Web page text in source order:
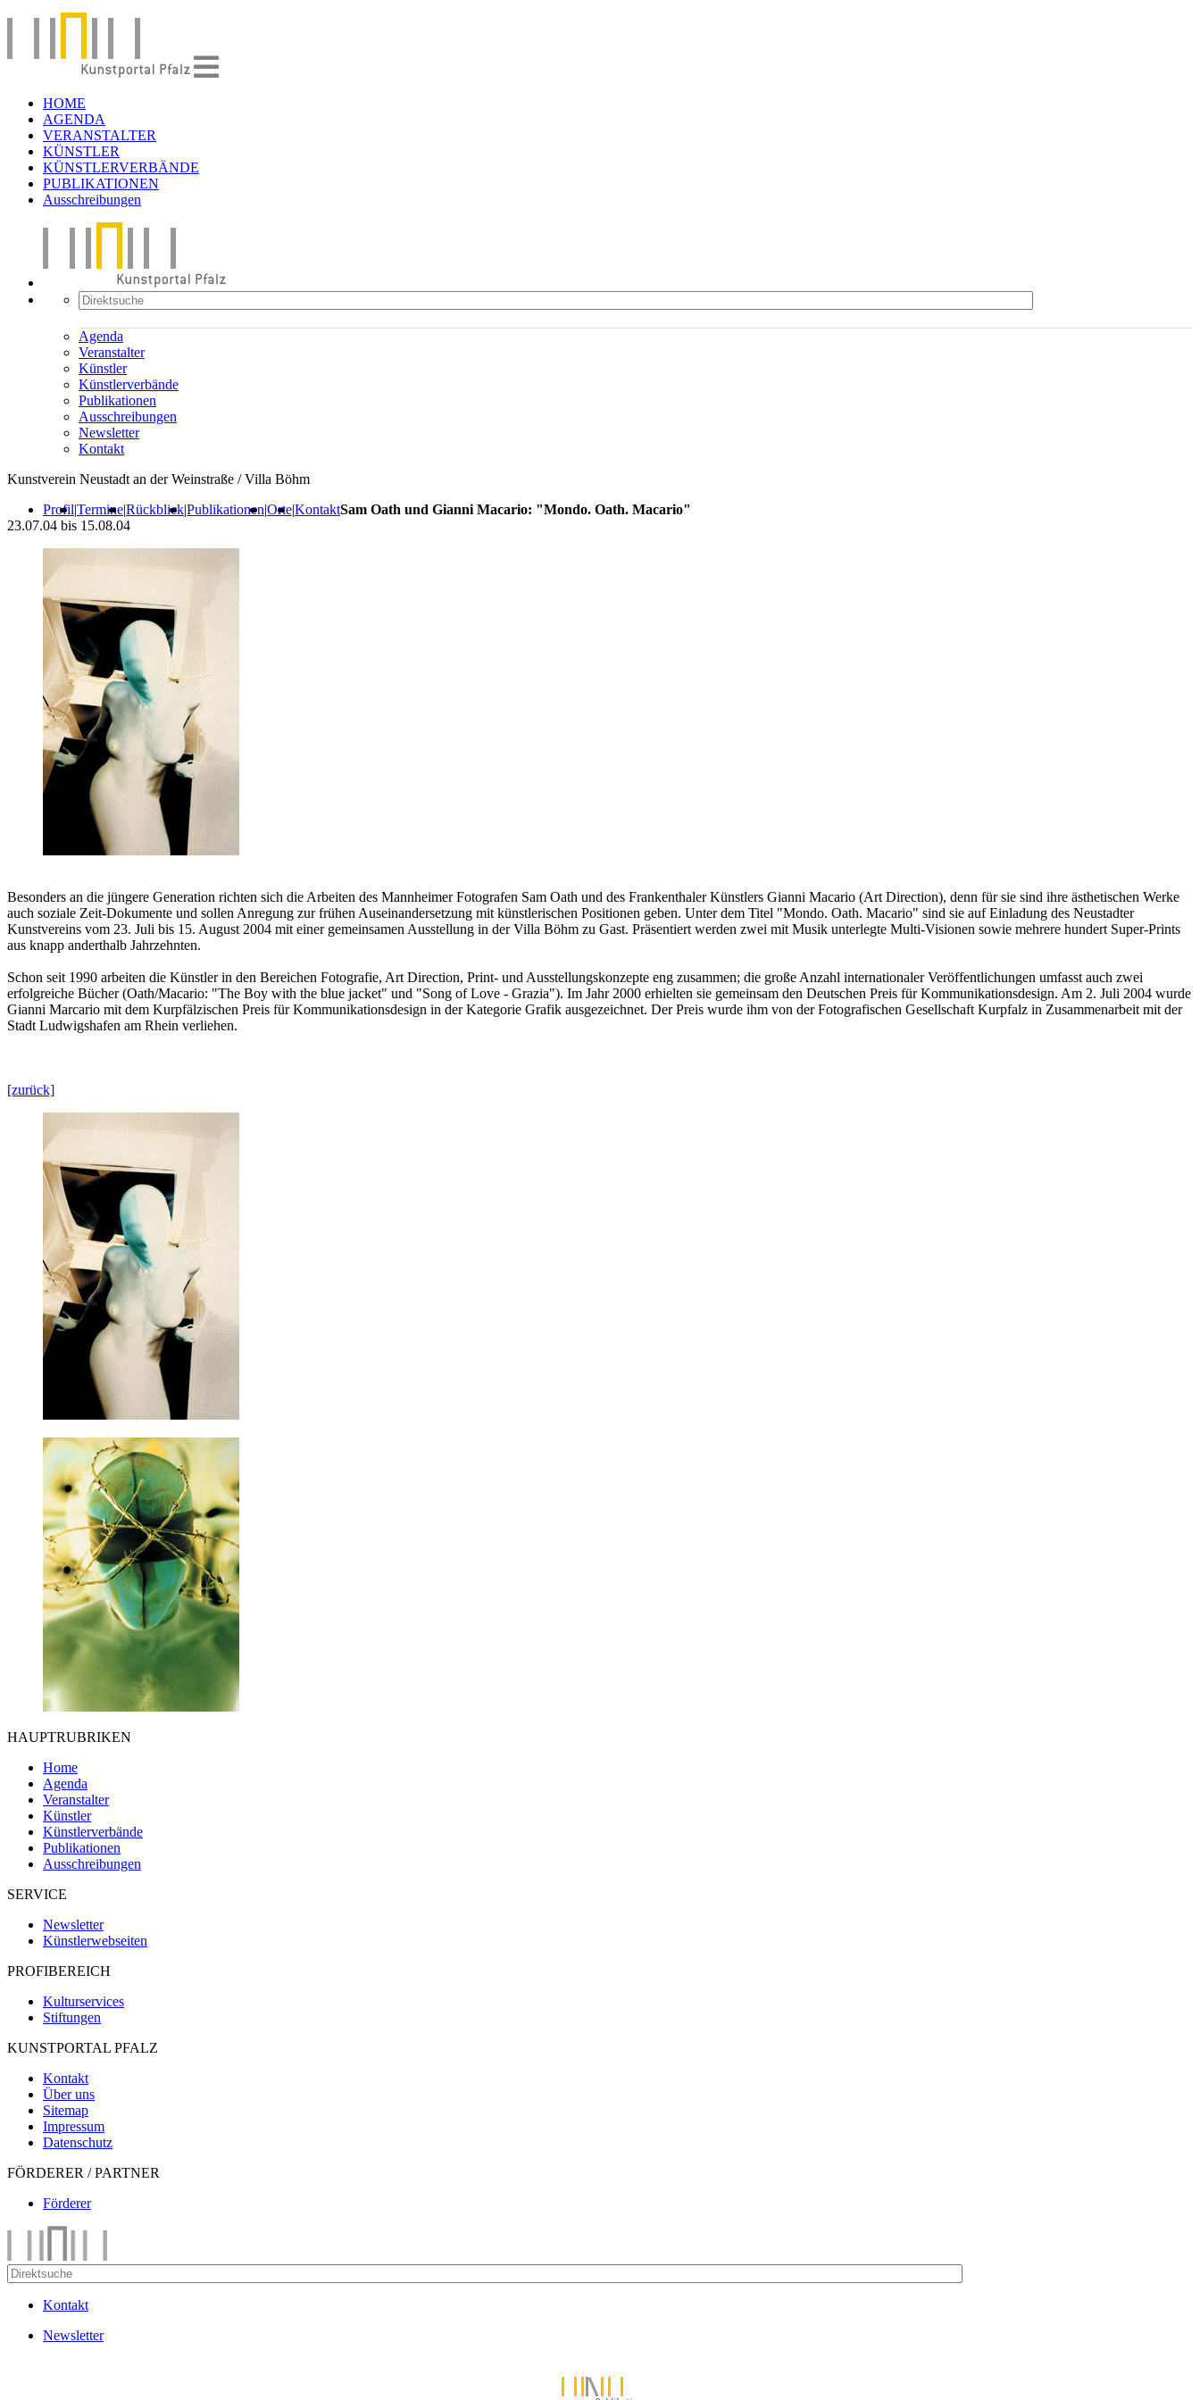
HOME
AGENDA
VERANSTALTER
KÜNSTLER
KÜNSTLERVERBÄNDE
PUBLIKATIONEN
Ausschreibungen
Agenda
Veranstalter
Künstler
Künstlerverbände
Publikationen
Ausschreibungen
Newsletter
Kontakt
Kunstverein Neustadt an der Weinstraße / Villa Böhm
Profil|Termine|Rückblick|Publikationen|Orte|KontaktSam Oath und Gianni Macario: "Mondo. Oath. Macario"
23.07.04 bis 15.08.04
Besonders an die jüngere Generation richten sich die Arbeiten des Mannheimer Fotografen Sam Oath und des Frankenthaler Künstlers Gianni Macario (Art Direction), denn für sie sind ihre ästhetischen Werke
auch soziale Zeit-Dokumente und sollen Anregung zur frühen Auseinandersetzung mit künstlerischen Positionen geben. Unter dem Titel "Mondo. Oath. Macario" sind sie auf Einladung des Neustadter
Kunstvereins vom 23. Juli bis 15. August 2004 mit einer gemeinsamen Ausstellung in der Villa Böhm zu Gast. Präsentiert werden zwei mit Musik unterlegte Multi-Visionen sowie mehrere hundert Super-Prints
aus knapp anderthalb Jahrzehnten.
Schon seit 1990 arbeiten die Künstler in den Bereichen Fotografie, Art Direction, Print- und Ausstellungskonzepte eng zusammen; die große Anzahl internationaler Veröffentlichungen umfasst auch zwei
erfolgreiche Bücher (Oath/Macario: "The Boy with the blue jacket" und "Song of Love - Grazia"). Im Jahr 2000 erhielten sie gemeinsam den Deutschen Preis für Kommunikationsdesign. Am 2. Juli 2004 wurde
Gianni Marcario mit dem Kurpfälzischen Preis für Kommunikationsdesign in der Kategorie Grafik ausgezeichnet. Der Preis wurde ihm von der Fotografischen Gesellschaft Kurpfalz in Zusammenarbeit mit der
Stadt Ludwigshafen am Rhein verliehen.
[zurück]
HAUPTRUBRIKEN
Home
Agenda
Veranstalter
Künstler
Künstlerverbände
Publikationen
Ausschreibungen
SERVICE
Newsletter
Künstlerwebseiten
PROFIBEREICH
Kulturservices
Stiftungen
KUNSTPORTAL PFALZ
Kontakt
Über uns
Sitemap
Impressum
Datenschutz
FÖRDERER / PARTNER
Förderer
Kontakt
Newsletter